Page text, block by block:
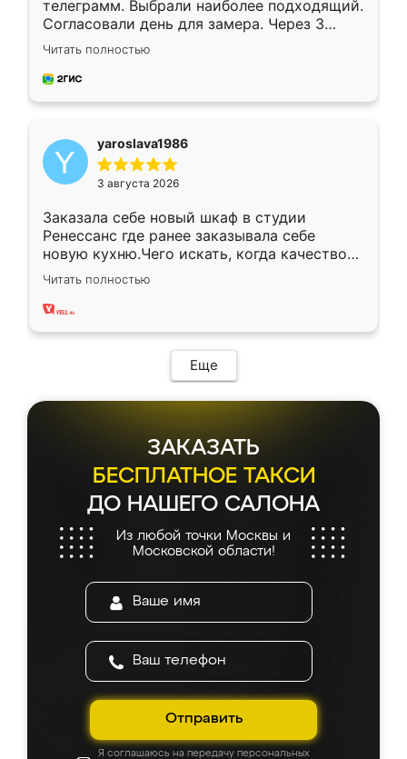
телеграмм. Выбрали наиболее подходящий.
Согласовали день для замера. Через 3
недели кухня была уже готова. Остались
довольны работой. Спасибо Ренессанс
мебель за качественную работу!
Читать полностью
yaroslava1986
3 августа 2026
Заказала себе новый шкаф в студии
Ренессанс где ранее заказывала себе
новую кухню.Чего искать, когда качеством
вполне довольна. Служит кухня уже почти
два года, нареканий нет.
Читать полностью
Еще
ЗАКАЗАТЬ
БЕСПЛАТНОЕ ТАКСИ
ДО НАШЕГО САЛОНА
Из любой точки Москвы и
Московской области!
Отправить
Я соглашаюсь на передачу персональных